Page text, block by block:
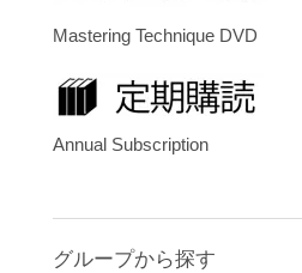
Mastering Technique DVD
Annual Subscription
グループから探す